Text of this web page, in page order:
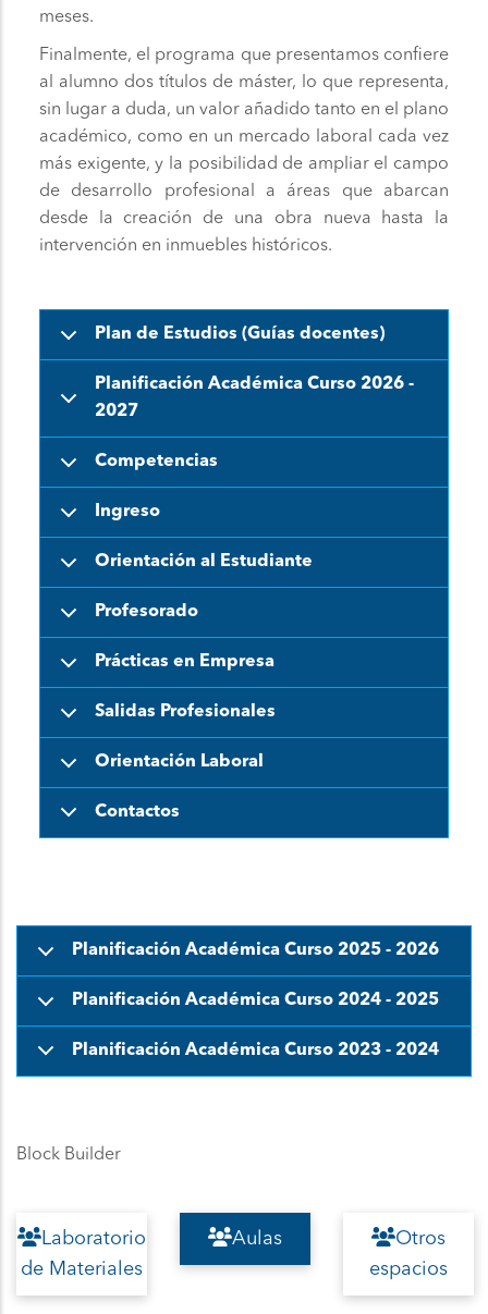
meses.
Finalmente, el programa que presentamos confiere
al alumno dos títulos de máster, lo que representa,
sin lugar a duda, un valor añadido tanto en el plano
académico, como en un mercado laboral cada vez
más exigente, y la posibilidad de ampliar el campo
de desarrollo profesional a áreas que abarcan
desde la creación de una obra nueva hasta la
intervención en inmuebles históricos.
Plan de Estudios (Guías docentes)
Planificación Académica Curso 2026 -
2027
Competencias
Ingreso
Orientación al Estudiante
Profesorado
Prácticas en Empresa
Salidas Profesionales
Orientación Laboral
Contactos
Planificación Académica Curso 2025 - 2026
Planificación Académica Curso 2024 - 2025
Planificación Académica Curso 2023 - 2024
Block Builder
Laboratorio
de Materiales
Aulas
Otros
espacios